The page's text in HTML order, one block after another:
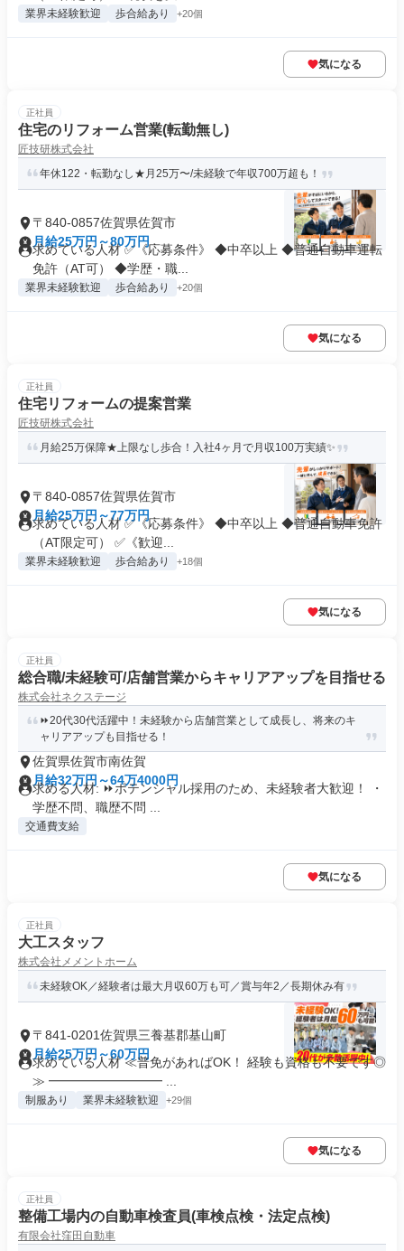
業界未経験歓迎 歩合給あり +20個
気になる
正社員
住宅のリフォーム営業(転勤無し)
匠技研株式会社
年休122・転勤なし★月25万〜/未経験で年収700万超も！
〒840-0857佐賀県佐賀市
月給25万円～80万円
求めている人材 ✅《応募条件》 ◆中卒以上 ◆普通自動車運転
免許（AT可） ◆学歴・職...
業界未経験歓迎 歩合給あり +20個
気になる
正社員
住宅リフォームの提案営業
匠技研株式会社
月給25万保障★上限なし歩合！入社4ヶ月で月収100万実績✨
〒840-0857佐賀県佐賀市
月給25万円～77万円
求めている人材 ✅《応募条件》 ◆中卒以上 ◆普通自動車免許
（AT限定可） ✅《歓迎...
業界未経験歓迎 歩合給あり +18個
気になる
正社員
総合職/未経験可/店舗営業からキャリアアップを目指せる
株式会社ネクステージ
⏩️20代30代活躍中！未経験から店舗営業として成長し、将来のキ
ャリアアップも目指せる！
佐賀県佐賀市南佐賀
月給32万円～64万4000円
求める人材: ⏩️ポテンシャル採用のため、未経験者大歓迎！ ・
学歴不問、職歴不問 ...
交通費支給
気になる
正社員
大工スタッフ
株式会社メメントホーム
未経験OK／経験者は最大月収60万も可／賞与年2／長期休み有
〒841-0201佐賀県三養基郡基山町
月給25万円～60万円
求めている人材 ≪普免があればOK！ 経験も資格も不要です◎
≫ ━━━━━━━━━ ...
制服あり 業界未経験歓迎 +29個
気になる
正社員
整備工場内の自動車検査員(車検点検・法定点検)
有限会社窪田自動車